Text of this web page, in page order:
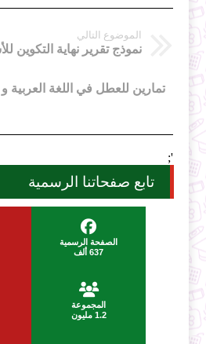
الموضوع التالي
نموذج تقرير نهاية التكوين
';
تابع صفحاتنا الرسمية
الصفحة الرسمية
637 ألف
المجموعة
1.2 مليون